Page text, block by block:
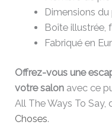
Dimensions
Boîte illustrée,
Fabriqué en
Offrez-vous une
votre salon avec ce
All The Ways To Say,
Choses.